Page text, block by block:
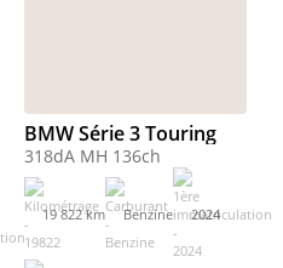
BMW Série 3 Touring
318dA MH 136ch
19 822 km Benzine 2024